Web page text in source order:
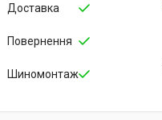
Доставка
Повернення
Шиномонтаж